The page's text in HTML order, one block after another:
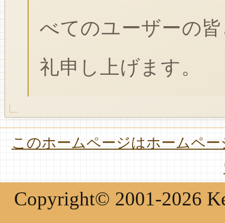
べてのユーザーの
礼申し上げます。
このホームページはホームペ
Copyright© 2001-2026